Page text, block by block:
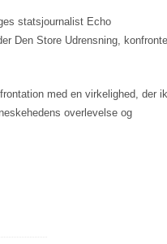
statsjournalist Echo
Den Store Udrensning,
med en virkelighed, der
overlevelse og